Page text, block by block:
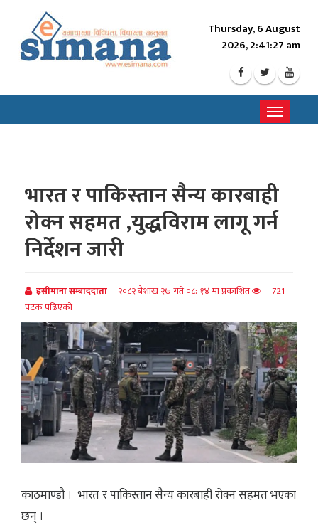
Thursday, 6 August
2026, 2:41:29 am
Toggle
भारत र पाकिस्तान सैन्य कारबाही
रोक्न सहमत ,युद्धविराम लागू गर्न
निर्देशन जारी
इसीमाना सम्बाददाता २०८२ बैशाख २७ गते ०८: १४ मा प्रकाशित
721
पटक पढिएको
काठमाण्डौ । भारत र पाकिस्तान सैन्य कारबाही रोक्न सहमत भएका
छन् ।